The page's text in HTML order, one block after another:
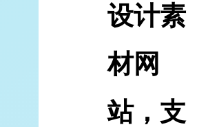
设计素
材网
站，支